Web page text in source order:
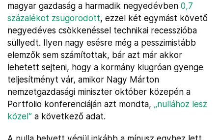
magyar gazdaság a harmadik negyedévben 0,7
százalékot zsugorodott, ezzel két egymást követő
negyedéves csökkenéssel technikai recesszióba
süllyedt. Ilyen nagy esésre még a pesszimistább
elemzők sem számítottak, bár azt már akkor
lehetett sejteni, hogy a kormány kiugróan gyenge
teljesítményt vár, amikor Nagy Márton
nemzetgazdasági miniszter október közepén a
Portfolio konferenciáján azt mondta, „nullához lesz
közel” a következő adat.